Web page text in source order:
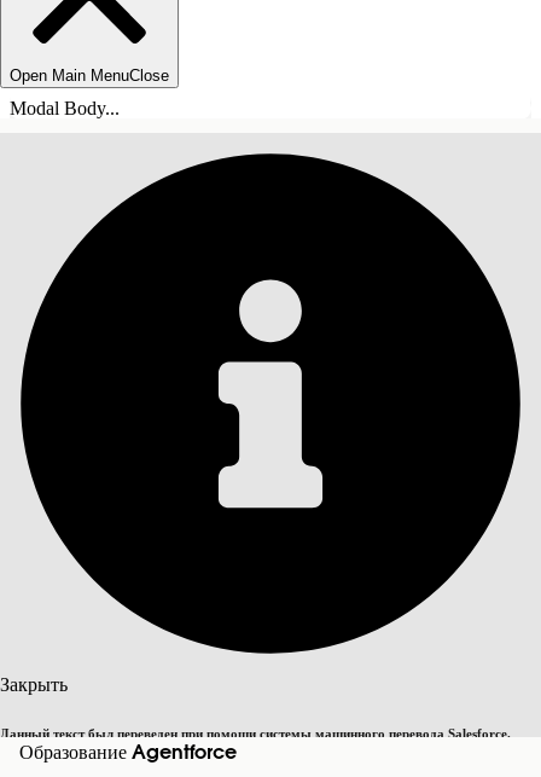
Open Main MenuClose
Modal Body...
Закрыть
Данный текст был переведен при помощи системы машинного перевода Salesforce.
Дополнительные сведения см.здесь.
Переключить на английский
Образование Agentforce
СОДЕРЖАНИЕ